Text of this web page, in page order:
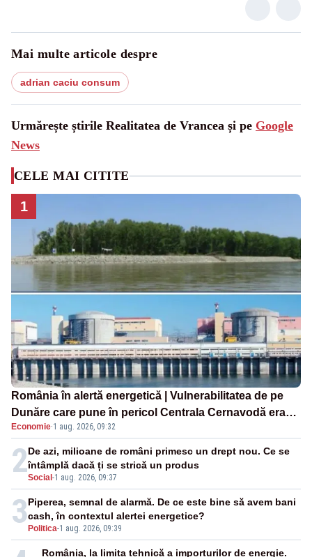
Mai multe articole despre
adrian caciu consum
Urmărește știrile Realitatea de Vrancea și pe Google
News
CELE MAI CITITE
1
România în alertă energetică | Vulnerabilitatea de pe
Dunăre care pune în pericol Centrala Cernavodă era
cunoscută de pe vremea lui Ceaușescu
Economie·1 aug. 2026, 09:32
2Social-1 aug. 2026, 09:37
De azi, milioane de români primesc un drept nou. Ce se
întâmplă dacă ți se strică un produs
3Politica-1 aug. 2026, 09:39
Piperea, semnal de alarmă. De ce este bine să avem bani
cash, în contextul alertei energetice?
România, la limita tehnică a importurilor de energie.